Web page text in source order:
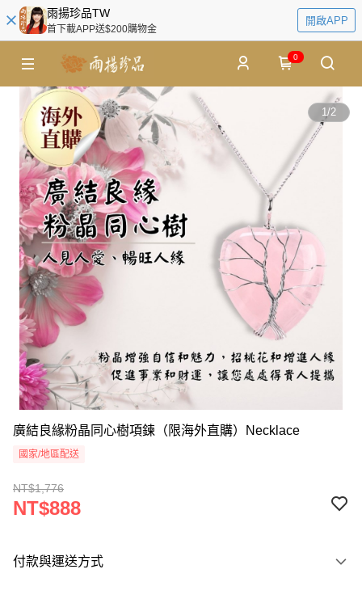
雨揚珍品TW
首下載APP送$200購物金
開啟APP
0
1/2
廣結良緣粉晶同心樹項鍊（限海外直購）Necklace
國家/地區配送
NT$1,776
NT$888
付款與運送方式